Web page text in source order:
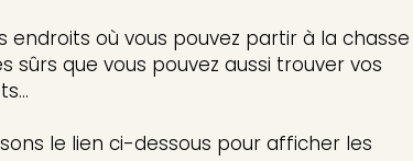
endroits où vous pouvez partir à la chasse
sûrs que vous pouvez aussi trouver vos
le lien ci-dessous pour afficher les